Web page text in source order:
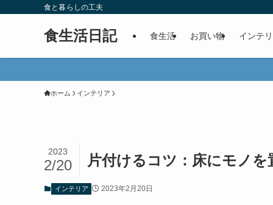
食と暮らしの工夫
食生活日記 食生活 お買い物 インテ
ホーム インテリア
片付けるコツ：床にモノを
2023
2/20
インテリア 2023年2月20日